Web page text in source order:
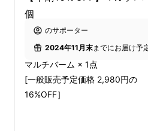
ンドにも使えるオールイ
ルチバームを開発しまし
ンラッシュのブランドコ
ミンが豊富」もしっかり
スタイリング剤、リップ
リーム…いろんなアイテム
個
のサポーター
2024年11月末までにお届け予
マルチバーム × 1点
[一般販売予定価格 2,980円の
16%OFF］